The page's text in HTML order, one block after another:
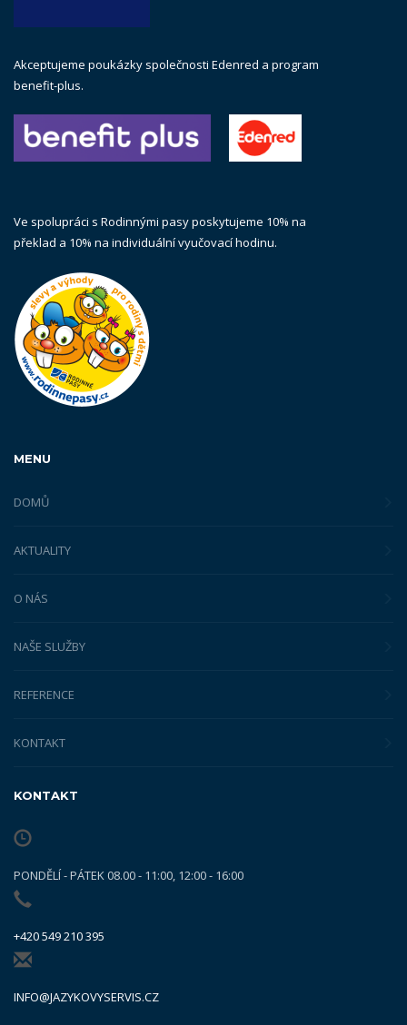
Akceptujeme poukázky společnosti Edenred a program
benefit-plus.
Ve spolupráci s Rodinnými pasy poskytujeme 10% na
překlad a 10% na individuální vyučovací hodinu.
MENU
DOMŮ
AKTUALITY
O NÁS
NAŠE SLUŽBY
REFERENCE
KONTAKT
KONTAKT
PONDĚLÍ - PÁTEK 08.00 - 11:00, 12:00 - 16:00
+420 549 210 395
INFO@JAZYKOVYSERVIS.CZ